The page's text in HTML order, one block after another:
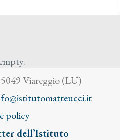
Viareggio (LU)
policy
dell’Istituto